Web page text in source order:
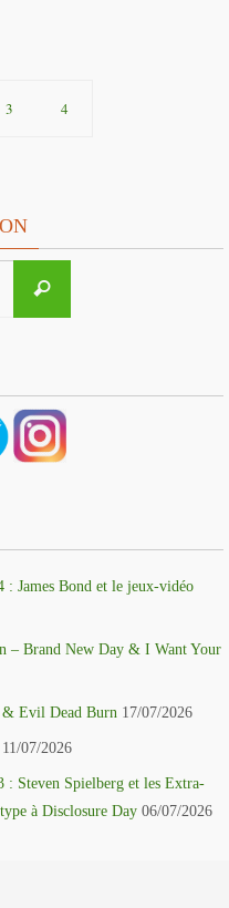
3 4
Recherche
: James Bond et le jeux-vidéo
– Brand New Day & I Want Your
& Evil Dead Burn 17/07/2026
11/07/2026
: Steven Spielberg et les Extra-
à Disclosure Day 06/07/2026